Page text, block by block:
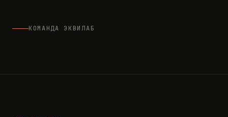
КОМАНДА ЭКВИЛАБ